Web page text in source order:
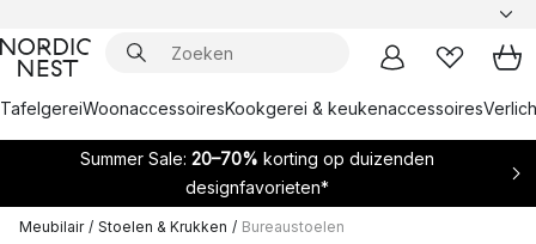
TafelgereiWoonaccessoiresKookgerei & keukenaccessoires
Summer Sale: 20–70% korting op duizenden
designfavorieten*
Meubilair / Stoelen & Krukken / Bureaustoelen